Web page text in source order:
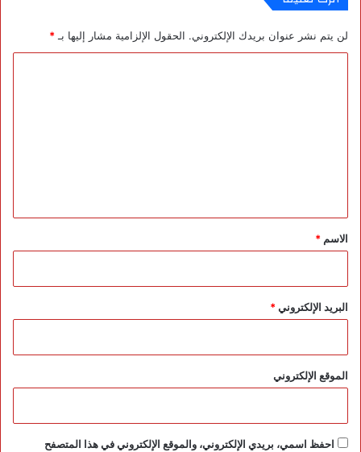
ي
لن يتم نشر عنوان بريدك الإلكتروني. الحقول الإلزامية مشار إليها بـ *
*
الاسم *
البريد الإلكتروني*
الموقع الإلكتروني
احفظ اسمي، بريدي الإلكتروني، والموقع الإلكتروني في هذا المتصفح